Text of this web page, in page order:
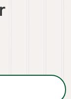
kjører tømmer